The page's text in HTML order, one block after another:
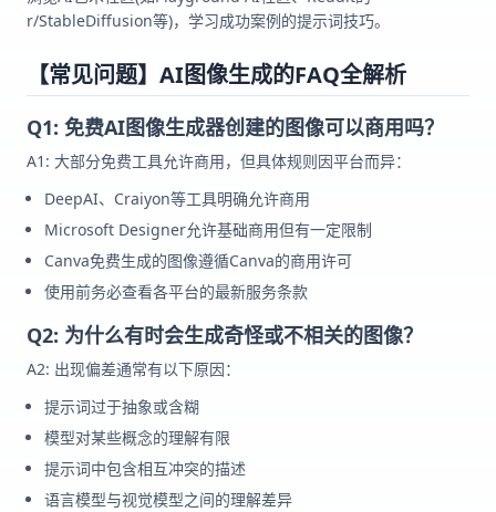
r/StableDiffusion等)，学习成功案例的提示词技巧。
【常见问题】AI图像生成的FAQ全解析
Q1: 免费AI图像生成器创建的图像可以商用吗？
A1: 大部分免费工具允许商用，但具体规则因平台而异：
DeepAI、Craiyon等工具明确允许商用
Microsoft Designer允许基础商用但有一定限制
Canva免费生成的图像遵循Canva的商用许可
使用前务必查看各平台的最新服务条款
Q2: 为什么有时会生成奇怪或不相关的图像？
A2: 出现偏差通常有以下原因：
提示词过于抽象或含糊
模型对某些概念的理解有限
提示词中包含相互冲突的描述
语言模型与视觉模型之间的理解差异